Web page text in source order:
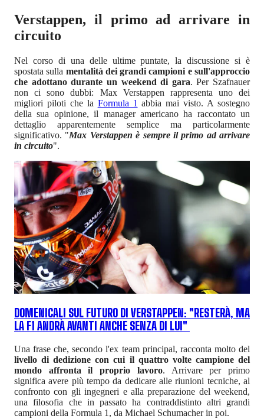
Verstappen, il primo ad arrivare in
circuito
Nel corso di una delle ultime puntate, la discussione si è
spostata sulla mentalità dei grandi campioni e sull'approccio
che adottano durante un weekend di gara. Per Szafnauer
non ci sono dubbi: Max Verstappen rappresenta uno dei
migliori piloti che la Formula 1 abbia mai visto. A sostegno
della sua opinione, il manager americano ha raccontato un
dettaglio apparentemente semplice ma particolarmente
significativo. "Max Verstappen è sempre il primo ad arrivare
in circuito".
DOMENICALI SUL FUTURO DI VERSTAPPEN: "RESTERÀ, MA
LA F1 ANDRÀ AVANTI ANCHE SENZA DI LUI"
Una frase che, secondo l'ex team principal, racconta molto del
livello di dedizione con cui il quattro volte campione del
mondo affronta il proprio lavoro. Arrivare per primo
significa avere più tempo da dedicare alle riunioni tecniche, al
confronto con gli ingegneri e alla preparazione del weekend,
una filosofia che in passato ha contraddistinto altri grandi
campioni della Formula 1, da Michael Schumacher in poi.